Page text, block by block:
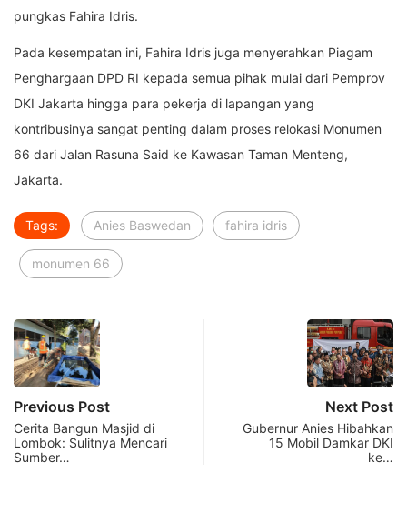
pungkas Fahira Idris.
Pada kesempatan ini, Fahira Idris juga menyerahkan Piagam
Penghargaan DPD RI kepada semua pihak mulai dari Pemprov
DKI Jakarta hingga para pekerja di lapangan yang
kontribusinya sangat penting dalam proses relokasi Monumen
66 dari Jalan Rasuna Said ke Kawasan Taman Menteng,
Jakarta.
Tags: Anies Baswedan fahira idris
monumen 66
Previous Post
Cerita Bangun Masjid di
Lombok: Sulitnya Mencari
Sumber…
Next Post
Gubernur Anies Hibahkan
15 Mobil Damkar DKI
ke…